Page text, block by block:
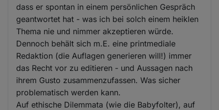
dass er spontan in einem persönlichen Gespräch
geantwortet hat - was ich bei solch einem heiklen
Thema nie und nimmer akzeptieren würde.
Dennoch behält sich m.E. eine printmediale
Redaktion (die Auflagen generieren will!) immer
das Recht vor zu editieren - und Aussagen nach
ihrem Gusto zusammenzufassen. Was sicher
problematisch werden kann.
Auf ethische Dilemmata (wie die Babyfolter), auf